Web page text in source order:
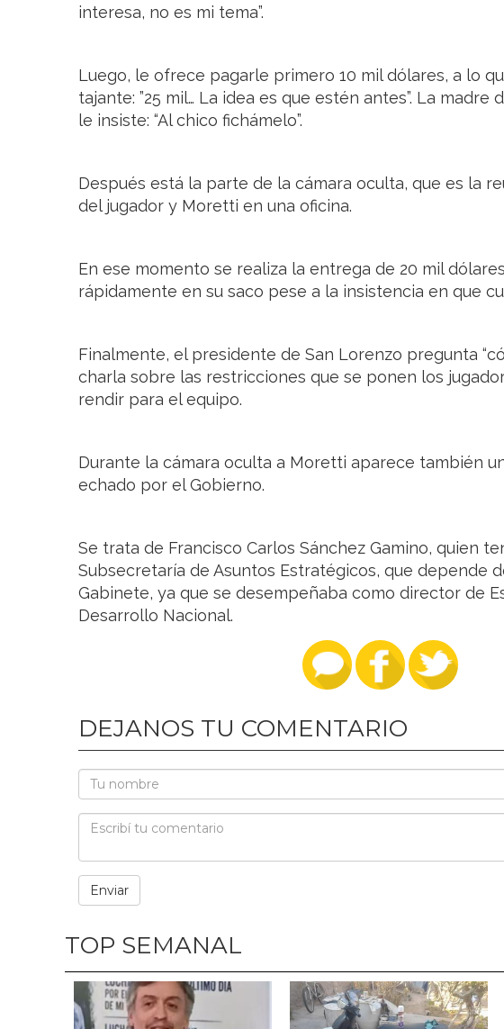
interesa, no es mi tema”.
Luego, le ofrece pagarle primero 10 mil dólares, a lo
tajante: ”25 mil… La idea es que estén antes”. La
le insiste: “Al chico fichámelo”.
Después está la parte de la cámara oculta, que es la
del jugador y Moretti en una oficina.
En ese momento se realiza la entrega de 20 mil
rápidamente en su saco pese a la insistencia en que
Finalmente, el presidente de San Lorenzo pregunta
charla sobre las restricciones que se ponen los
rendir para el equipo.
Durante la cámara oculta a Moretti aparece también
echado por el Gobierno.
Se trata de Francisco Carlos Sánchez Gamino, quien
Subsecretaría de Asuntos Estratégicos, que depende
Gabinete, ya que se desempeñaba como director de
Desarrollo Nacional.
DEJANOS TU COMENTARIO
TOP SEMANAL